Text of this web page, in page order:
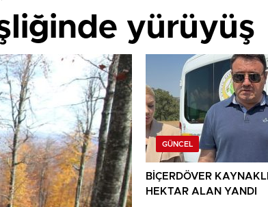
yürüyüş
GÜNCEL
BİÇERDÖVER
HEKTAR ALAN YANDI